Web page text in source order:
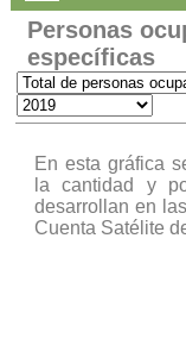
Personas
específicas
En esta gráfica
la cantidad y
desarrollan en
Cuenta Satélite